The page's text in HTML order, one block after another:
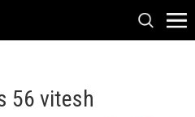
56 vitesh